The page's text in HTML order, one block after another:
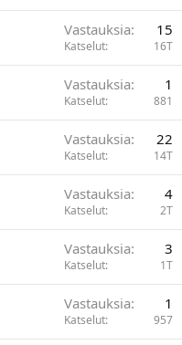
Vastauksia 15
Katselut 16T
Vastauksia 1
Katselut 881
Vastauksia 22
Katselut 14T
Vastauksia 4
Katselut 2T
Vastauksia 3
Katselut 1T
Vastauksia 1
Katselut 957